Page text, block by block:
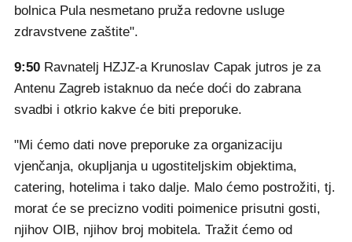
bolnica Pula nesmetano pruža redovne usluge
zdravstvene zaštite".
9:50 Ravnatelj HZJZ-a Krunoslav Capak jutros je za
Antenu Zagreb istaknuo da neće doći do zabrana
svadbi i otkrio kakve će biti preporuke.
"Mi ćemo dati nove preporuke za organizaciju
vjenčanja, okupljanja u ugostiteljskim objektima,
catering, hotelima i tako dalje. Malo ćemo postrožiti, tj.
morat će se precizno voditi poimenice prisutni gosti,
njihov OIB, njihov broj mobitela. Tražit ćemo od